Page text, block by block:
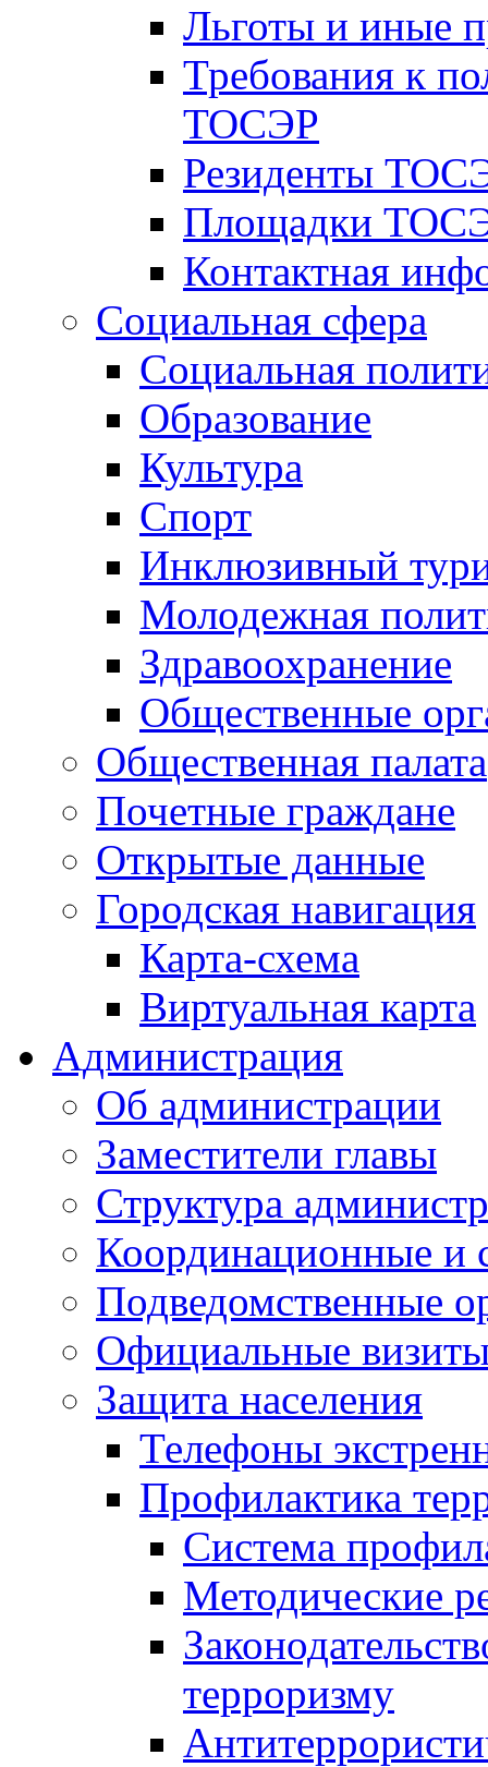
Льготы и иные
Требования к
ТОСЭР
Резиденты
Площадки
Контактная
Социальная сфера
Социальная
Образование
Культура
Спорт
Инклюзивный
Молодежная
Здравоохранение
Общественные
Общественная палата
Почетные граждане
Открытые данные
Городская навигация
Карта-схема
Виртуальная карта
Администрация
Об администрации
Заместители главы
Структура
Координационные и
Подведомственные
Официальные
Защита населения
Телефоны
Профилактика
Система
Методические
терроризму